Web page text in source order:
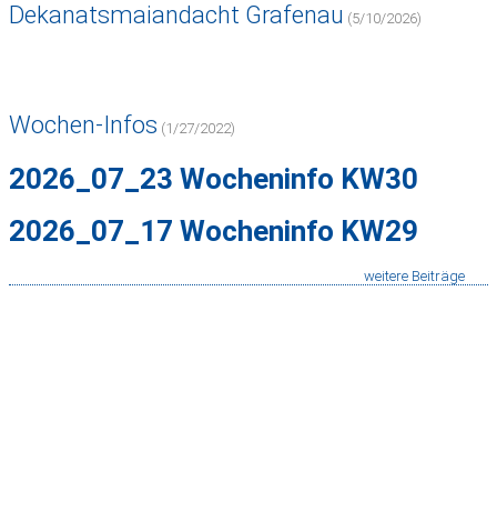
Dekanatsmaiandacht Grafenau (5/10/2026)
Wochen-Infos (1/27/2022)
2026_07_23 Wocheninfo KW30
2026_07_17 Wocheninfo KW29
weitere Beiträge